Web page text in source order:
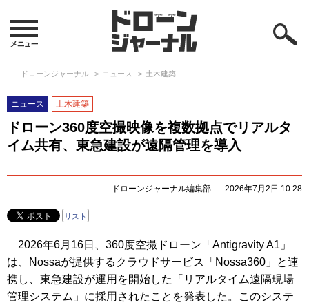
ドローンジャーナル ニュース 土木建築
ニュース 土木建築
ドローン360度空撮映像を複数拠点でリアルタ
イム共有、東急建設が遠隔管理を導入
ドローンジャーナル編集部 2026年7月2日 10:28
リスト
2026年6月16日、360度空撮ドローン「Antigravity A1」
は、Nossaが提供するクラウドサービス「Nossa360」と連
携し、東急建設が運用を開始した「リアルタイム遠隔現場
管理システム」に採用されたことを発表した。このシステ